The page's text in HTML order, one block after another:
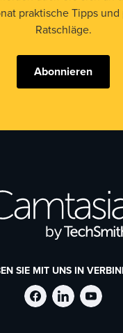
praktische Tipps
Ratschläge.
Abonnieren
SIE MIT UNS IN